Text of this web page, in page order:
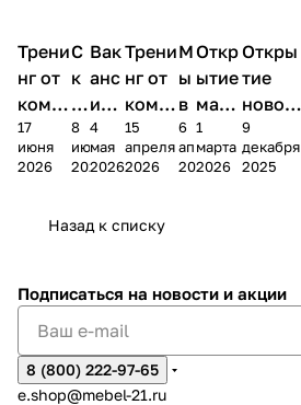
Трени
нг от
комп
ании
Мело
17
июня
2026
С
к
и
д
к
2
8
июня
2026
Вак
анс
ия в
Чеб
окс
4
мая
2026
Трени
нг от
комп
ании
Мело
15
апреля
2026
М
ы
в
М
А
6
апреля
2026
Откр
ытие
мага
зина
в
1
марта
2026
Откры
тие
новог
о
магаз
9
декабря
2025
Назад к списку
Подписаться на новости и акции
8 (800) 222-97-65
e.shop@mebel-21.ru